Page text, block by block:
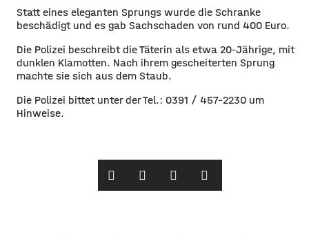
Statt eines eleganten Sprungs wurde die Schranke
beschädigt und es gab Sachschaden von rund 400 Euro.
Die Polizei beschreibt die Täterin als etwa 20-Jährige, mit
dunklen Klamotten. Nach ihrem gescheiterten Sprung
machte sie sich aus dem Staub.
Die Polizei bittet unter der Tel.: 0391 / 457-2230 um
Hinweise.